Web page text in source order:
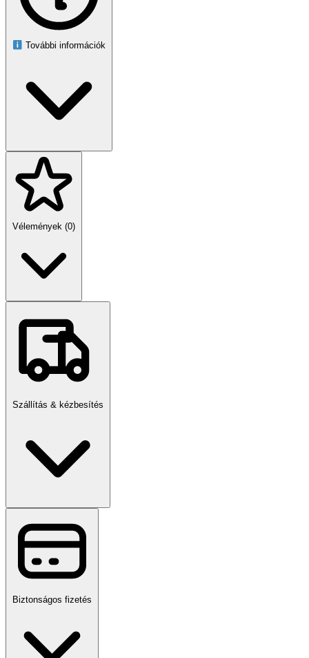
Kialakítás: vízálló
Kapacitás: 320 l
Átmérő: alul 75 cm, felül 90 cm
Szett tömege: 3,43 kg
poliészter, nejlon
A csomag tartalma
Hőszigetelt fedél rögzítőkampókkal
Csúszásgátló alátét
Ülőpárna
Vázmerevítés
Pumpa
2 db O-gyűrű
2 db javítófolt
Leeresztő cső
QR-kódos útmutató
kerüld a fürdőzést.
Szív- és keringési betegség esetén csak orvosi konzultáció után
használd.
Gyermekek és idősek csak felügyelettel használhatják.
Ne lépd túl az ajánlott fürdőzési időt.
Ne merítsd a fejed a víz alá, és ne tartsd vissza a levegőt.
További információk
Vélemények (0)
Szállítás & kézbesítés
Biztonságos fizetés